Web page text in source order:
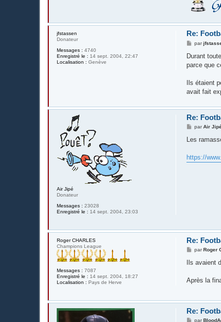
jfstassen
Donateur
Messages : 4740
Enregistré le : 14 sept. 2004, 22:47
Localisation : Genève
Re:
M
s
a
par
Durant
parce que
Ils étaient
avait fait
Air Jipé
Donateur
Messages : 23028
Enregistré le : 14 sept. 2004, 23:03
Re:
M
s
g
e
parAir
Les
https://
Roger CHARLES
Champions League
Messages : 7087
Enregistré le : 14 sept. 2004, 18:27
Localisation : Pays de Herve
Re:
M
s
g
par Roger
Ils avaient
Après la
Re:
Mpar